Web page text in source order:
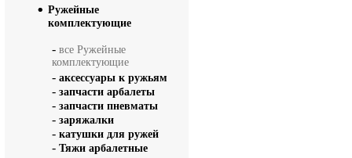
Ружейные
комплектующие
- все Ружейные
комплектующие
- аксессуары к ружьям
- запчасти арбалеты
- запчасти пневматы
- заряжалки
- катушки для ружей
- Тяжи арбалетные